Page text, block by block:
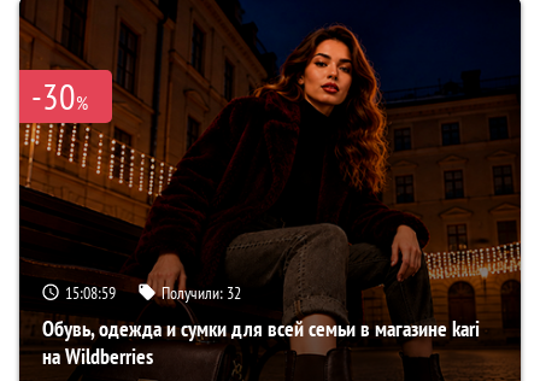
-30%
15:08:58 Получили: 32
Обувь, одежда и сумки для всей семьи в магазине kari
на Wildberries